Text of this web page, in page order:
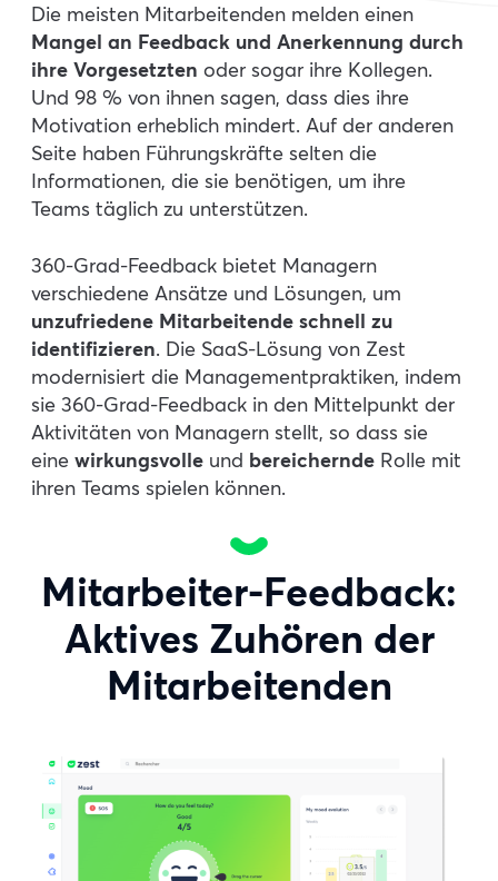
Die meisten Mitarbeitenden melden einen
Mangel an Feedback und Anerkennung durch
ihre Vorgesetzten oder sogar ihre Kollegen.
Und 98 % von ihnen sagen, dass dies ihre
Motivation erheblich mindert. Auf der anderen
Seite haben Führungskräfte selten die
Informationen, die sie benötigen, um ihre
Teams täglich zu unterstützen.
360-Grad-Feedback bietet Managern
verschiedene Ansätze und Lösungen, um
unzufriedene Mitarbeitende schnell zu
identifizieren. Die SaaS-Lösung von Zest
modernisiert die Managementpraktiken, indem
sie 360-Grad-Feedback in den Mittelpunkt der
Aktivitäten von Managern stellt, so dass sie
eine wirkungsvolle und bereichernde Rolle mit
ihren Teams spielen können.
Mitarbeiter-Feedback:
Aktives Zuhören der
Mitarbeitenden